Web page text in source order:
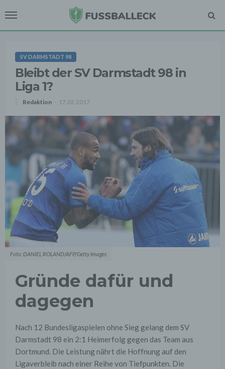
SV DARMSTADT 98
Bleibt der SV Darmstadt 98 in
Liga 1?
Redaktion 17.02.2017
Foto: DANIEL ROLAND/AFP/Getty Images
Gründe dafür und
dagegen
Nach 12 Bundesligaspielen ohne Sieg gelang dem SV
Darmstadt 98 ein 2:1 Heimerfolg gegen das Team aus
Dortmund. Die Leistung nährt die Hoffnung auf den
Ligaverbleib nach einer Reihe von Tiefpunkten. Die